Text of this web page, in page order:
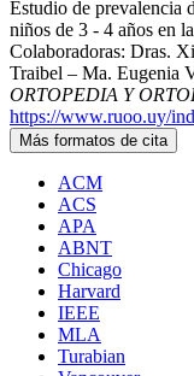
Estudio de prevalencia
niños de 3 - 4 años en
Colaboradoras: Dras.
Traibel – Ma. Eugenia
ORTOPEDIA Y
https://www.ruoo.uy/
Más formatos de cita
ACM
ACS
APA
ABNT
Chicago
Harvard
IEEE
MLA
Turabian